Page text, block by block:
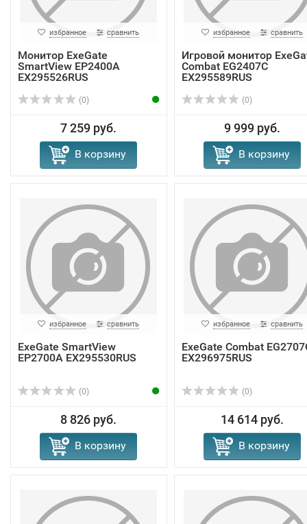
избранное сравнить
Монитор ExeGate
SmartView EP2400A
EX295526RUS
(0)
7 259 руб.
В корзину
избранное сравнить
Игровой монитор
Combat EG2407C
EX295589RUS
(0)
9 999 руб.
В корзину
избранное сравнить
ExeGate SmartView
EP2700A EX295530RUS
(0)
8 826 руб.
В корзину
избранное сравнить
ExeGate Combat
EX296975RUS
(0)
14 614 руб.
В корзину